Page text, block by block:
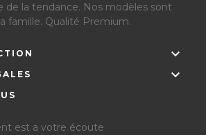
de la tendance. Nos modèles sont
famille. Qualité Premium.


est a votre écoute